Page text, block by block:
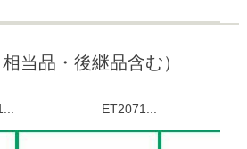
当品・後継品含む）
ET2071...